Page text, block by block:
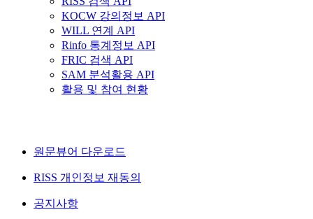
KOCW 강의정보 API
WILL 연계 API
Rinfo 통계정보 API
FRIC 검색 API
SAM 분석활용 API
활용 및 참여 현황
원문뷰어 다운로드
RISS 개인정보 재동의
공지사항